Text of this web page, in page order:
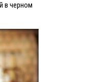
в черном